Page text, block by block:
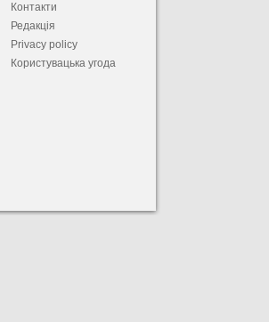
Контакти
Редакція
Privacy policy
Користувацька угода